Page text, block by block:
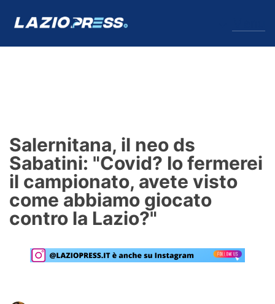
Formello
Infortuni
Primavera
Lazio Women
Salernitana, il neo ds
Sabatini: "Covid? Io fermerei
il campionato, avete visto
come abbiamo giocato
contro la Lazio?"